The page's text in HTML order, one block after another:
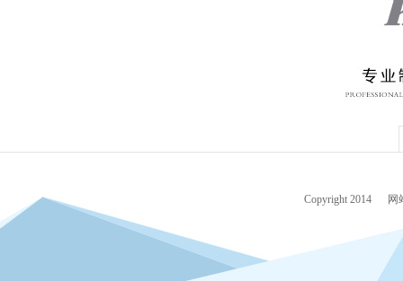
Copyright 2014 网